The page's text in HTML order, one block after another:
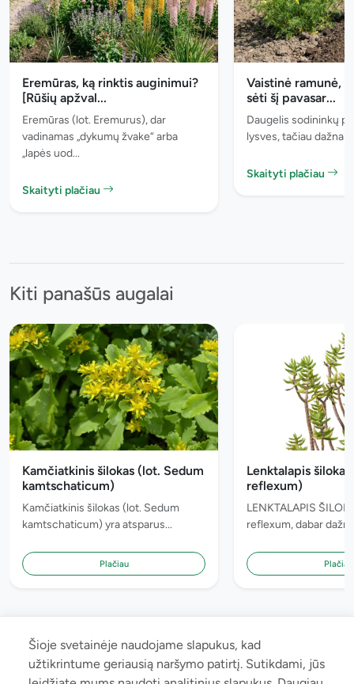
Eremūras, ką rinktis auginimui?
[Rūšių apžval...
Eremūras (lot. Eremurus), dar
vadinamas „dykumų žvake“ arba
„lapės uod...
Skaityti plačiau
Vaistinė ramunė,
sėti šį pavasar...
Daugelis sodininkų
lysves, tačiau dažnai
Skaityti plačiau
Kiti panašūs augalai
Kamčiatkinis šilokas (lot. Sedum
kamtschaticum)
Kamčiatkinis šilokas (lot. Sedum
kamtschaticum) yra atsparus...
Plačiau
Lenktalapis
reflexum)
LENKTALAPIS
reflexum, dabar
Plačiau
Šioje svetainėje naudojame slapukus, kad
užtikrintume geriausią naršymo patirtį. Sutikdami, jūs